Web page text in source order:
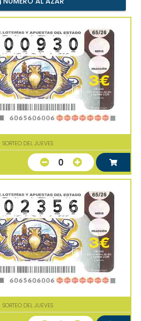
SORTEO DEL JUEVES
0
SORTEO DEL JUEVES